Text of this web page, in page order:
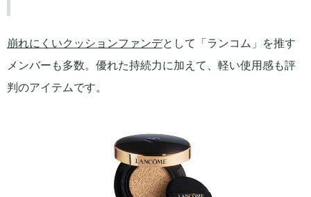
崩れにくいクッションファンデとして「ランコム」を推す
メンバーも多数。優れた持続力に加えて、軽い使用感も評
判のアイテムです。